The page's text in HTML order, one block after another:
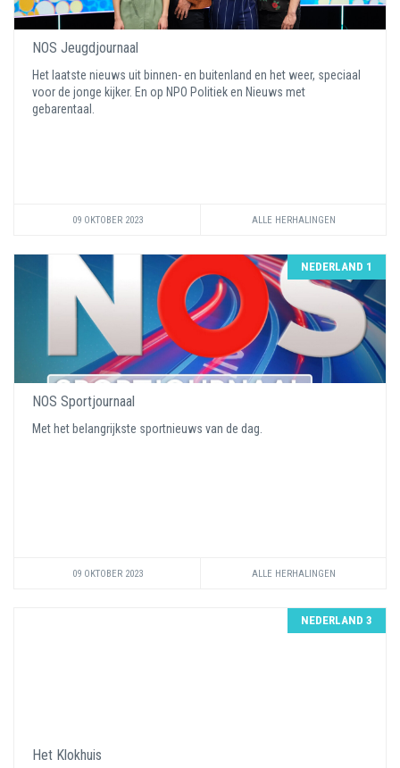
NOS Jeugdjournaal
Het laatste nieuws uit binnen- en buitenland en het weer, speciaal
voor de jonge kijker. En op NPO Politiek en Nieuws met
gebarentaal.
09 OKTOBER 2023 ALLE HERHALINGEN
NEDERLAND 1
NOS Sportjournaal
Met het belangrijkste sportnieuws van de dag.
09 OKTOBER 2023 ALLE HERHALINGEN
NEDERLAND 3
Het Klokhuis